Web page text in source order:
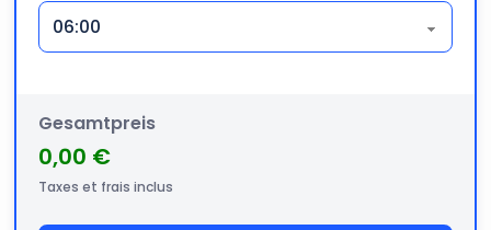
Gesamtpreis
0,00 €
Taxes et frais inclus